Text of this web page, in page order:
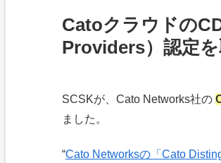
Catoクラウドの
Providers）認定
SCSKが、Cato Networks社の
ました。
“Cato Networksの「Cato